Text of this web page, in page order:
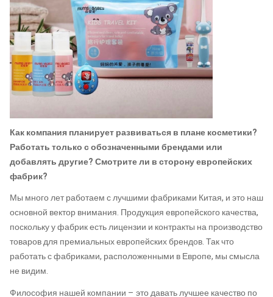
Как компания планирует развиваться в плане косметики?
Работать только с обозначенными брендами или
добавлять другие? Смотрите ли в сторону европейских
фабрик?
Мы много лет работаем с лучшими фабриками Китая, и это наш
основной вектор внимания. Продукцияевропейского качества,
поскольку у фабрик есть лицензии и контракты на производство
товаров для премиальных европейских брендов. Так что
работать с фабриками, расположенными в Европе, мы смысла
не видим.
Философия нашей компании – это давать лучшее качество по